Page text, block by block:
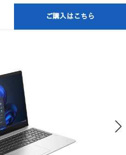
ご購入はこちら